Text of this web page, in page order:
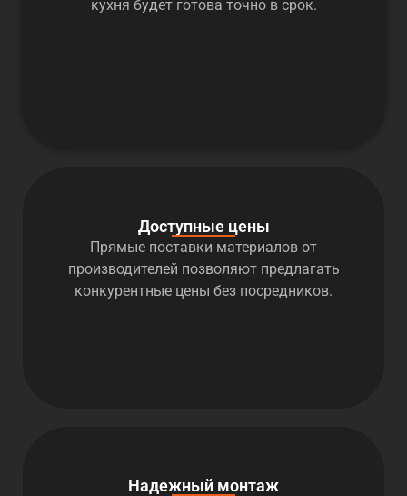
кухня будет готова точно в срок.
Доступные цены
Прямые поставки материалов от
производителей позволяют предлагать
конкурентные цены без посредников.
Надежный монтаж